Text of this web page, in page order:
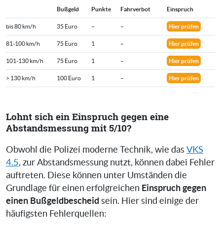
Bußgeld Punkte Fahrverbot Einspruch
bis 80 km/h 35 Euro – – Hier prüfen
81-100 km/h 75 Euro 1 – Hier prüfen
101-130 km/h 75 Euro 1 – Hier prüfen
> 130 km/h 100 Euro 1 – Hier prüfen
Lohnt sich ein Einspruch gegen eine
Abstandsmessung mit 5/10?
Obwohl die Polizei moderne Technik, wie das VKS
4.5, zur Abstandsmessung nutzt, können dabei Fehler
auftreten. Diese können unter Umständen die
Grundlage für einen erfolgreichen Einspruch gegen
einen Bußgeldbescheid sein. Hier sind einige der
häufigsten Fehlerquellen: